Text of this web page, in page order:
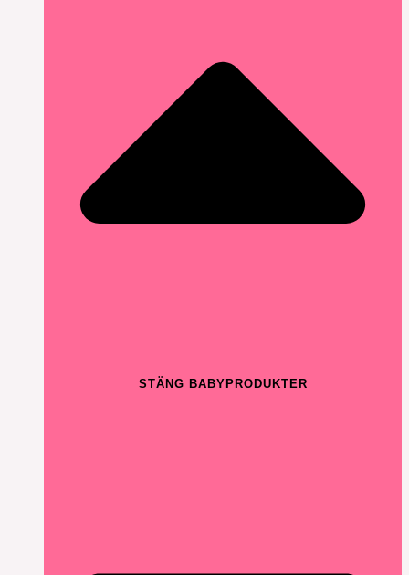
STÄNG BABYPRODUKTER